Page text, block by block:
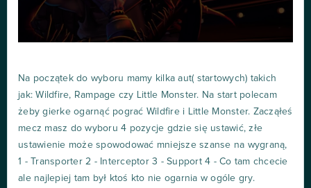
Na początek do wyboru mamy kilka aut( startowych) takich
jak: Wildfire, Rampage czy Little Monster. Na start polecam
żeby gierke ogarnąć pograć Wildfire i Little Monster. Zacząłeś
mecz masz do wyboru 4 pozycje gdzie się ustawić, złe
ustawienie może spowodować mniejsze szanse na wygraną,
1 - Transporter 2 - Interceptor 3 - Support 4 - Co tam chcecie
ale najlepiej tam był ktoś kto nie ogarnia w ogóle gry.